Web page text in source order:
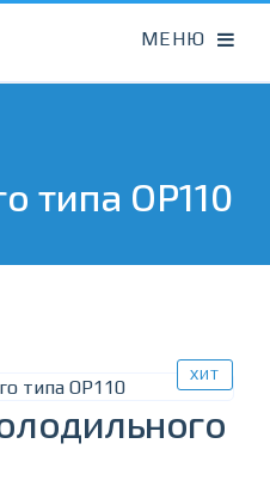
типа OP110
ХИТ